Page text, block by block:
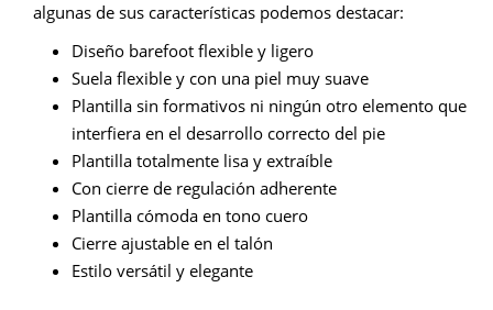
algunas de sus características podemos destacar:
Diseño barefoot flexible y ligero
Suela flexible y con una piel muy suave
Plantilla sin formativos ni ningún otro elemento que
interfiera en el desarrollo correcto del pie
Plantilla totalmente lisa y extraíble
Con cierre de regulación adherente
Plantilla cómoda en tono cuero
Cierre ajustable en el talón
Estilo versátil y elegante